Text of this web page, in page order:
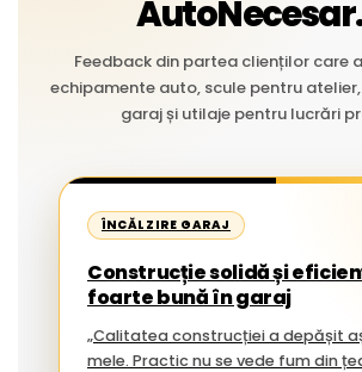
Feedback din partea clienților care
echipamente auto, scule pentru
garaj și utilaje pentru lucrări
ÎNCĂLZIRE GARAJ
Construcție solidă și
foarte bună în garaj
„Calitatea construcției a depășit
mele. Practic nu se vede fum din țeava de